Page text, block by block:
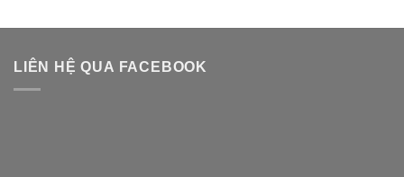
LIÊN HỆ QUA FACEBOOK